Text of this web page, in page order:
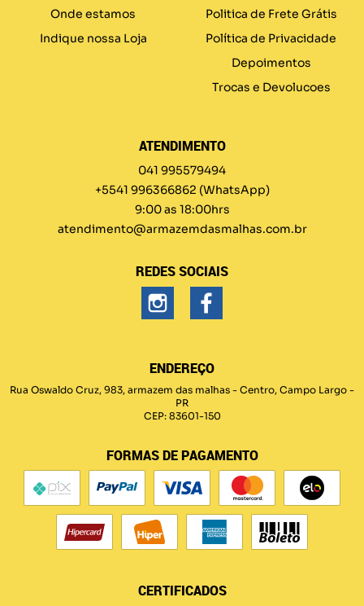
Onde estamos
Indique nossa Loja
Politica de Frete Grátis
Política de Privacidade
Depoimentos
Trocas e Devolucoes
ATENDIMENTO
041 995579494
+5541 996366862 (WhatsApp)
9:00 as 18:00hrs
atendimento@armazemdasmalhas.com.br
REDES SOCIAIS
ENDEREÇO
Rua Oswaldo Cruz, 983, armazem das malhas - Centro, Campo Largo -
PR
CEP: 83601-150
FORMAS DE PAGAMENTO
CERTIFICADOS